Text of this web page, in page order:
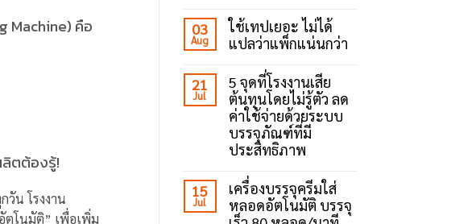
Machine) คือ
ตต้องรู้!
น โรงงาน
ตโนมัติ” เพื่อเพิ่ม
ถึง
เลือก
ใช้
เครื่อง
เทป
กาว?
Comments
on
5
ข้อดี
เครื่อง
ปิด
เทป
กาว
ตัว
ช่วย
เพิ่ม
แพ็ก
03
Aug
ใช้เทปเยอะ ไม่ได้
แปลว่าแพ็กแน่นกว่า
Comments
on
ใช้
เทป
เยอะ
ไม่
ได้
แปล
แพ็ก
แน่น
กว่า
21
Jul
5 จุดที่โรงงานเสีย
ต้นทุนโดยไม่รู้ตัว ลด
ค่าใช้จ่ายด้วยระบบ
บรรจุภัณฑ์ที่มี
ประสิทธิภาพ
Comments
on
5
จุด
15
Jul
เครื่องบรรจุครีมใส่
หลอดอัตโนมัติ บรรจุ